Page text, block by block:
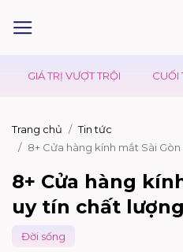
TRỊ VƯỢT TRỘI CUỐI
Trang chủ
Tin tức
8+ Cửa hàng kính mắt Sài
8+ Cửa hàng
uy tín chất
Đời sống